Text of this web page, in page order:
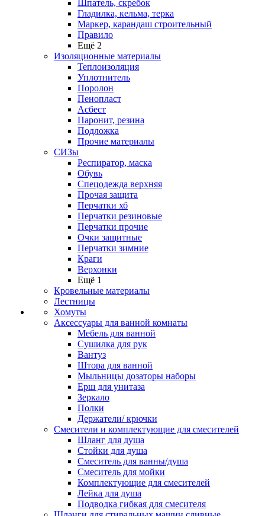
Шпатель, скребок
Гладилка, кельма, терка
Маркер, карандаш строительный
Правило
Ещё 2
Изоляционные материалы
Теплоизоляция
Уплотнитель
Поролон
Пенопласт
Асбест
Паронит, резина
Подложка
Прочие материалы
СИЗы
Респиратор, маска
Обувь
Спецодежда верхняя
Прочая защита
Перчатки хб
Перчатки резиновые
Перчатки прочие
Очки защитные
Перчатки зимние
Краги
Верхонки
Ещё 1
Кровельные материалы
Лестницы
Хомуты
Аксессуары для ванной комнаты
Мебель для ванной
Сушилка для рук
Вантуз
Штора для ванной
Мыльницы дозаторы наборы
Ерш для унитаза
Зеркало
Полки
Держатели/ крючки
Смесители и комплектующие для смесителей
Шланг для душа
Стойки для душа
Смеситель для ванны/душа
Смеситель для мойки
Комплектующие для смесителей
Лейка для душа
Подводка гибкая для смесителя